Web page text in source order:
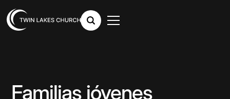
Familias jóvenes